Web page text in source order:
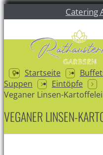
Catering
Startseite
Suppen
Eintöpfe
Veganer Linsen-
VEGANER LINSEN-